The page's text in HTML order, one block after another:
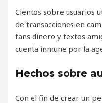
Cientos sobre usuarios
de transacciones en
fans dinero y textos
cuenta inmune por la
Hechos sobre
Con el fin de crear un